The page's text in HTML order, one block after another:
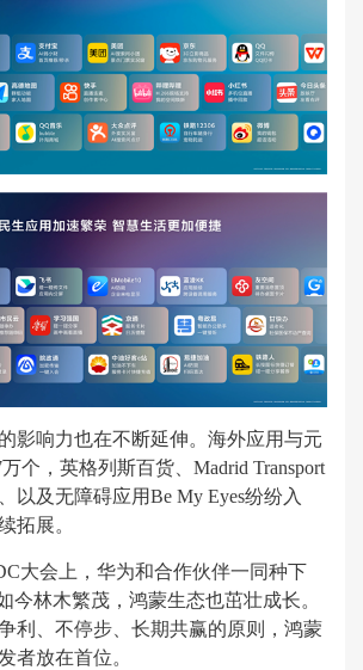
影响力也在不断延伸。海外应用与元
个，英格列斯百货、Madrid Transport
以及无障碍应用Be My Eyes纷纷入
拓展。
大会上，华为和合作伙伴一同种下
今林木繁茂，鸿蒙生态也茁壮成长。
利、不停步、长期共赢的原则，鸿蒙
者放在首位。